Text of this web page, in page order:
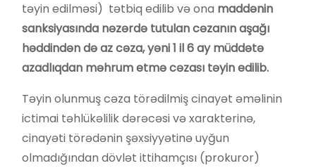
təyin edilməsi) tətbiq edilib və ona maddənin
sanksiyasında nəzərdə tutulan cəzanın aşağı
həddindən də az cəza, yəni 1 il 6 ay müddətə
azadlıqdan məhrum etmə cəzası təyin edilib.
Təyin olunmuş cəza törədilmiş cinayət əməlinin
ictimai təhlükəlilik dərəcəsi və xarakterinə,
cinayəti törədənin şəxsiyyətinə uyğun
olmadığından dövlət ittihamçısı (prokuror)